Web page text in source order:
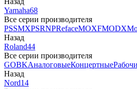
Yamaha68
Все серии производителя
PSSMXPSRNPRefaceMOXFMODX
Назад
Roland44
Все серии производителя
GOBKАналоговыеКонцертные
Назад
Nord14